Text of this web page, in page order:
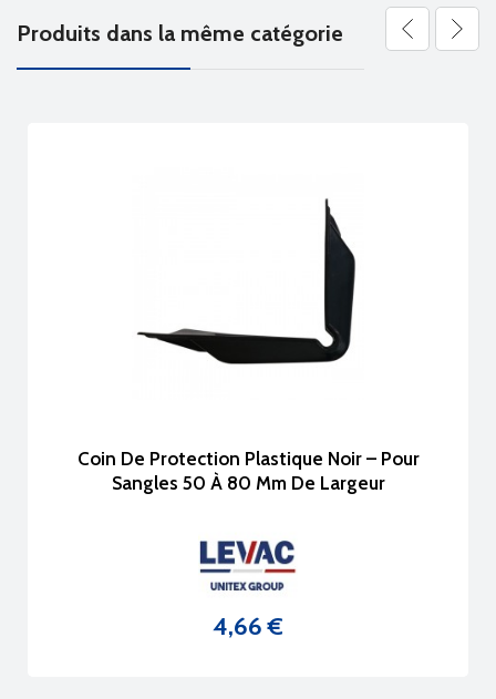
Produits dans la même catégorie
Coin De Protection Plastique Noir – Pour
Sangles 50 À 80 Mm De Largeur
Prix
4,66 €